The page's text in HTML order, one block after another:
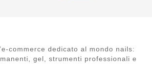
commerce dedicato al mondo nails:
gel, strumenti professionali e